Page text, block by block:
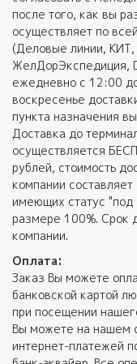
после того, как вы
осуществляет по
(Деловые линии,
ЖелДорЭкспедиция,
ежедневно с 12:00
воскресенье
пункта назначения
Доставка до
осуществляется
рублей, стоимость
компании
имеющих статус "под
размере 100%. Срок
компании.
Оплата:
Заказ Вы можете
банковской картой
при посещении
Вы можете на нашем
интернет-платежей